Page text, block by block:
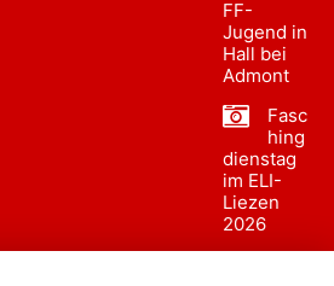
FF-
Jugend in
Hall bei
Admont
Fasc
hing
dienstag
im ELI-
Liezen
2026